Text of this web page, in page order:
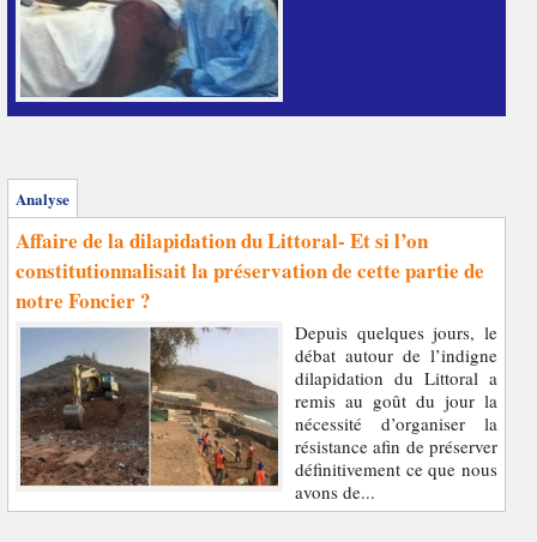
Analyse
Affaire de la dilapidation du Littoral- Et si l’on
constitutionnalisait la préservation de cette partie de
notre Foncier ?
Depuis quelques jours, le
débat autour de l’indigne
dilapidation du Littoral a
remis au goût du jour la
nécessité d’organiser la
résistance afin de préserver
définitivement ce que nous
avons de...